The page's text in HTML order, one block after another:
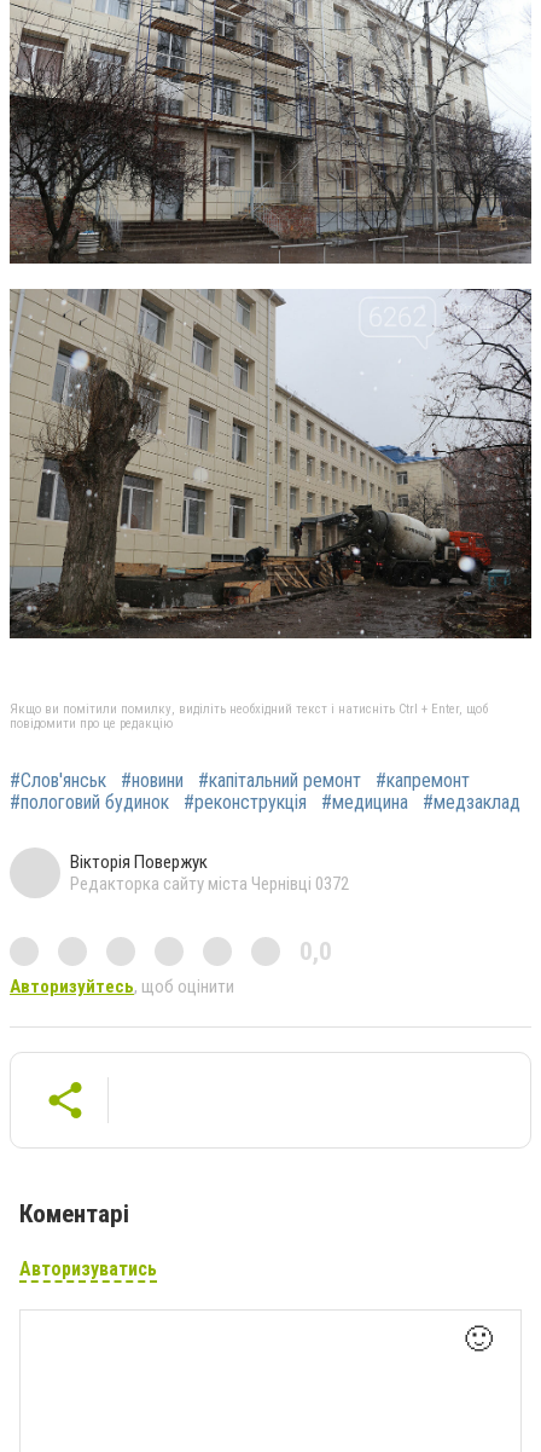
Якщо ви помітили помилку, виділіть необхідний текст і натисніть Ctrl + Enter, щоб
повідомити про це редакцію
#Слов'янськ #новини #капітальний ремонт
#капремонт
#пологовий будинок
#реконструкція #медицина #медзаклад
Вікторія Повержук
Редакторка сайту міста Чернівці 0372
0,0
Авторизуйтесь, щоб оцінити
Коментарі
Авторизуватись
🙂